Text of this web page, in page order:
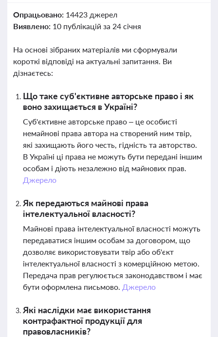
Опрацьовано: 14423 джерел
Виявлено: 10 публікацій за 24 січня
На основі зібраних матеріалів ми сформували
короткі відповіді на актуальні запитання. Ви
дізнаєтесь:
Що таке суб'єктивне авторське право і як
воно захищається в Україні?
Суб'єктивне авторське право – це особисті
немайнові права автора на створений ним твір,
які захищають його честь, гідність та авторство.
В Україні ці права не можуть бути передані іншим
особам і діють незалежно від майнових прав.
Джерело
Як передаються майнові права
інтелектуальної власності?
Майнові права інтелектуальної власності можуть
передаватися іншим особам за договором, що
дозволяє використовувати твір або об'єкт
інтелектуальної власності з комерційною метою.
Передача прав регулюється законодавством і має
бути оформлена письмово. Джерело
Які наслідки має використання
контрафактної продукції для
правовласників?